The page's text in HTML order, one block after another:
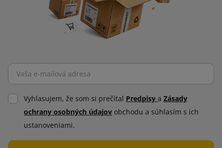
Vyhlasujem, že som si prečítal Predpisy a Zásady
ochrany osobných údajov obchodu a súhlasím s ich
ustanoveniami.